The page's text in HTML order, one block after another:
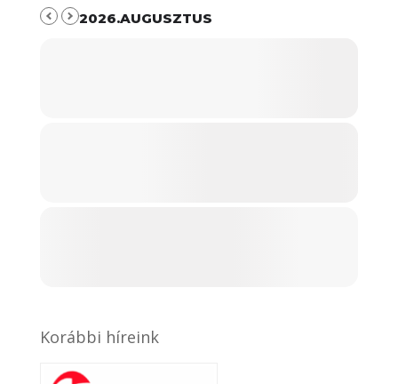
2026.AUGUSZTUS
Korábbi híreink